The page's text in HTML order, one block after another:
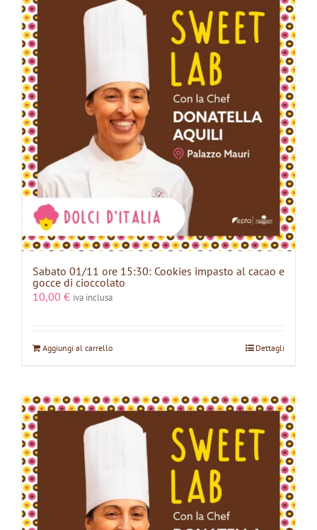
Sabato 01/11 ore 15:30: Cookies impasto al cacao e
gocce di cioccolato
10,00 € iva inclusa
Aggiungi al carrello Dettagli